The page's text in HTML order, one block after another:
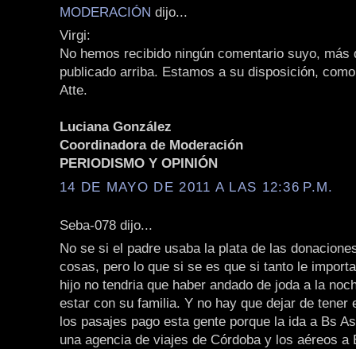
MODERACIÓN dijo...
Virgi:
No hemos recibido ningún comentario suyo, más
publicado arriba. Estamos a su disposición,
Atte.
Luciana González
Coordinadora de Moderación
PERIODISMO Y OPINIÓN
14 DE MAYO DE 2011 A LAS 12:36 P.M.
Seba-078 dijo...
No se si el padre usaba la plata de las
cosas, pero lo que si se es que si tanto le
hijo no tendria que haber andado de joda a la
estar con su familia. Y no hay que dejar de tener
los pasajes pago esta gente porque la ida a Bs
una agencia de viajes de Córdoba y los aéreos a